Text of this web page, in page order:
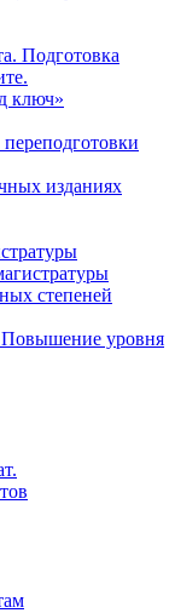
Подготовка
ключ»
изданиях
степеней
Повышение уровня